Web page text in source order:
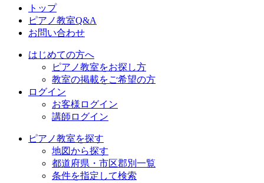
トップ
ピアノ教室Q&A
お問い合わせ
はじめての方へ
ピアノ教室をお探し方
教室の掲載をご希望の方
ログイン
お客様ログイン
講師ログイン
ピアノ教室を探す
地図から探す
都道府県・市区郡別一覧
条件を指定して検索